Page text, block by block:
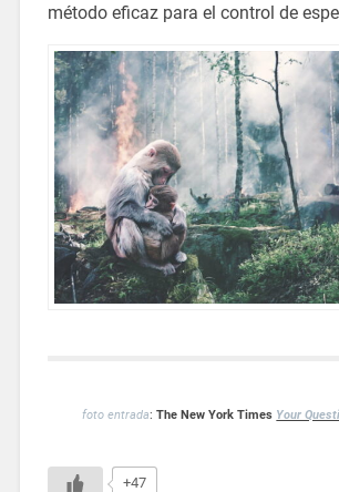
método eficaz para el control de
foto entrada:The New York Times Your
+47